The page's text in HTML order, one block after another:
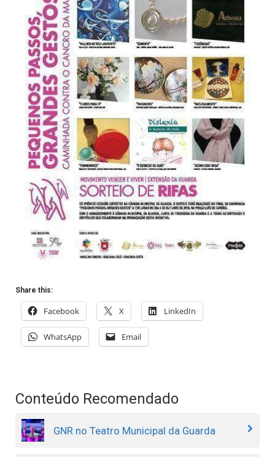
Share this:
Facebook X LinkedIn
WhatsApp Email
Conteúdo Recomendado
GNR no Teatro Municipal da Guarda